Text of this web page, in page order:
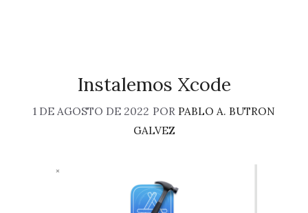
Instalemos Xcode
1 DE AGOSTO DE 2022 POR PABLO A. BUTRON
GALVEZ